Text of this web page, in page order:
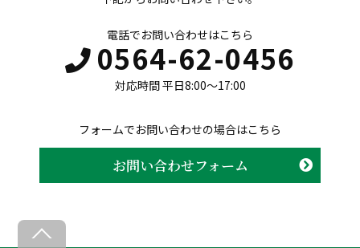
電話でお問い合わせはこちら
0564-62-0456
対応時間 平日8:00〜17:00
フォームでお問い合わせの場合はこちら
お問い合わせフォーム
B